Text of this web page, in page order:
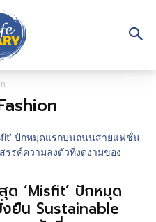
ด ‘Misfit’ ปักหมุด
ยืน Sustainable